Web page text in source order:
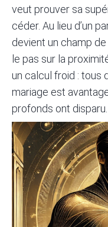
veut prouver sa
céder. Au lieu d’un
devient un champ
le pas sur la
un calcul froid : tous
mariage est
profonds ont disparu.